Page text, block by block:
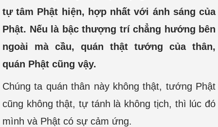
tự tâm Phật hiện, hợp nhất với ánh sáng của
Phật. Nếu là bậc thượng trí chẳng hướng bên
ngoài mà cầu, quán thật tướng của thân,
quán Phật cũng vậy.
Chúng ta quán thân này không thật, tướng Phật
cũng không thật, tự tánh là không tịch, thì lúc đó
mình và Phật có sự cảm ứng.